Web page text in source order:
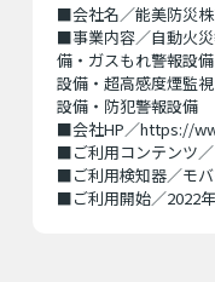
■会社名／能美防災
■事業内容／自動火
備・ガスもれ警報設
設備・超高感度煙監
設備・防犯警報設備
■会社HP／https://
■ご利用コンテンツ／
■ご利用検知器／モバ
■ご利用開始／2022